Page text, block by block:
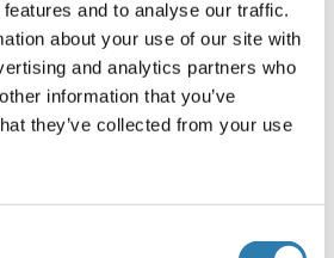
and to analyse our traffic.
about your use of our site with
and analytics partners who
information that you’ve
they’ve collected from your use
(ausblenden)
pH 8.0, containing 1 mM EDTA,